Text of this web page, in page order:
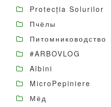
Protecția Solurilor
Пчёлы
Питомниководство
#ARBOVLOG
Albini
MicroPepiniere
Мёд